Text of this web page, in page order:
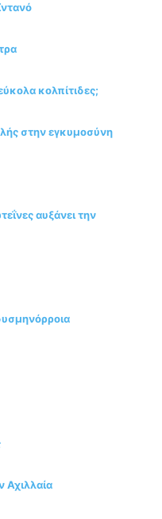
κολπίτιδες;
στην εγκυμοσύνη
αυξάνει την
Αχιλλαία